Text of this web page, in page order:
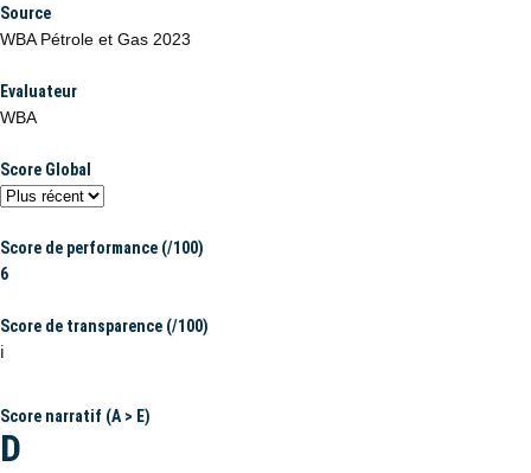
Source
WBA Pétrole et Gas 2023
Evaluateur
WBA
Score Global
Score de performance (/100)
6
Score de transparence (/100)
ℹ️
Score narratif (A > E)
D